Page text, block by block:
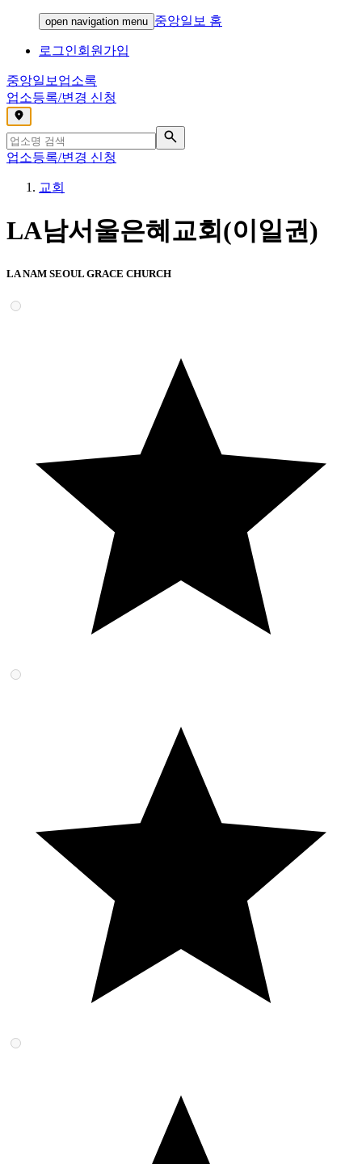
open navigation menu 중앙일보 홈
로그인회원가입
중앙일보 업소록
업소등록/변경 신청
,
업소등록/변경 신청
교회
LA남서울은혜교회(이일권)
LA NAM SEOUL GRACE CHURCH